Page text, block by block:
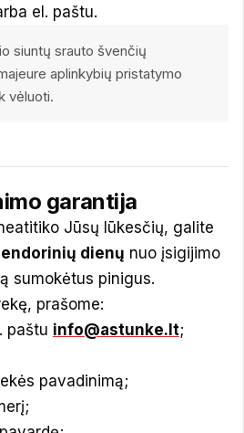
el. paštu.
siuntų srauto švenčių
aplinkybių pristatymo
vėluoti.
garantija
Jūsų lūkesčių, galite
dienų nuo įsigijimo
sumokėtus pinigus.
prašome:
paštu info@astunke.lt;
pavadinimą;